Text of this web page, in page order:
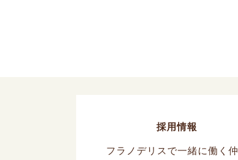
採用情報
フラノデリスで一緒に働く仲